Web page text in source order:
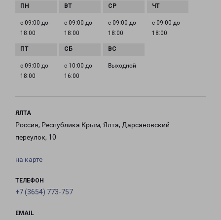
с 09:00 до
18:00
с 09:00 до
18:00
с 09:00 до
18:00
с 09:00 до
18:00
с 09:00 до
18:00
с 10:00 до
16:00
Выходной
ЯЛТА
Россия, Республика Крым, Ялта, Дарсановский
переулок, 10
на карте
ТЕЛЕФОН
+7 (3654) 773-757
EMAIL